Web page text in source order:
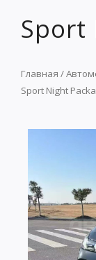
Sport
Главная /
Sport Night